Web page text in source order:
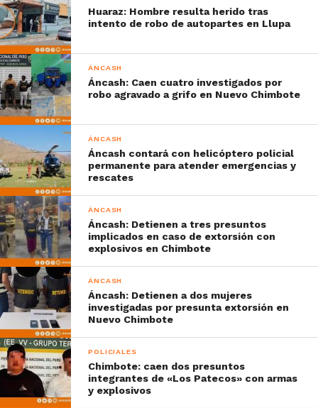
Huaraz: Hombre resulta herido tras
intento de robo de autopartes en Llupa
ÁNCASH
Áncash: Caen cuatro investigados por
robo agravado a grifo en Nuevo Chimbote
ÁNCASH
Áncash contará con helicóptero policial
permanente para atender emergencias y
rescates
ÁNCASH
Áncash: Detienen a tres presuntos
implicados en caso de extorsión con
explosivos en Chimbote
ÁNCASH
Áncash: Detienen a dos mujeres
investigadas por presunta extorsión en
Nuevo Chimbote
POLICIALES
Chimbote: caen dos presuntos
integrantes de «Los Patecos» con armas
y explosivos